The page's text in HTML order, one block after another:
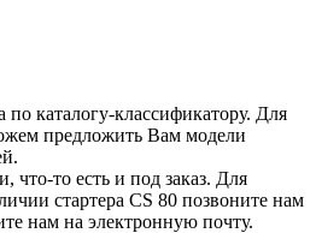
по каталогу-классификатору. Для
предложить Вам модели
что-то есть и под заказ. Для
стартера CS 80 позвоните нам
нам на электронную почту.